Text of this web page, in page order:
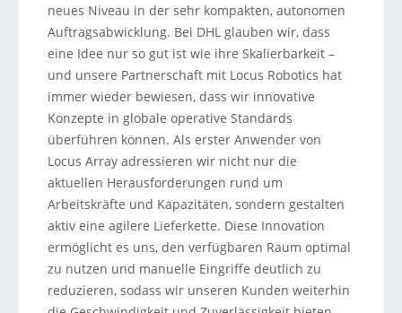
neues Niveau in der sehr kompakten, autonomen
Auftragsabwicklung. Bei DHL glauben wir, dass
eine Idee nur so gut ist wie ihre Skalierbarkeit –
und unsere Partnerschaft mit Locus Robotics hat
immer wieder bewiesen, dass wir innovative
Konzepte in globale operative Standards
überführen können. Als erster Anwender von
Locus Array adressieren wir nicht nur die
aktuellen Herausforderungen rund um
Arbeitskräfte und Kapazitäten, sondern gestalten
aktiv eine agilere Lieferkette. Diese Innovation
ermöglicht es uns, den verfügbaren Raum optimal
zu nutzen und manuelle Eingriffe deutlich zu
reduzieren, sodass wir unseren Kunden weiterhin